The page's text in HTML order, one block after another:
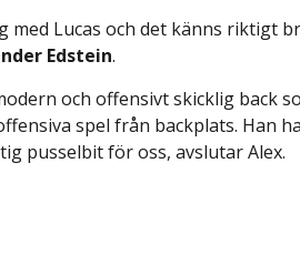
med Lucas och det känns riktigt
Edstein.
och offensivt skicklig back
spel från backplats. Han
pusselbit för oss, avslutar Alex.